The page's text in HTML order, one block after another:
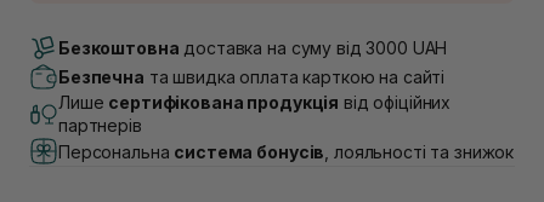
В наявності
Самовивіз м. Луцьк, вул. Винниченка 4
В наявності
Самовивіз м. Львів, вул. Академіка Підстригача, 1В
(Duck’s Lake)
В наявності
Безкоштовна доставка на суму від 3000 UAH
Безпечна та швидка оплата карткою на сайті
Лише сертифікована продукція від офіційних
партнерів
Персональна система бонусів , лояльності та знижок